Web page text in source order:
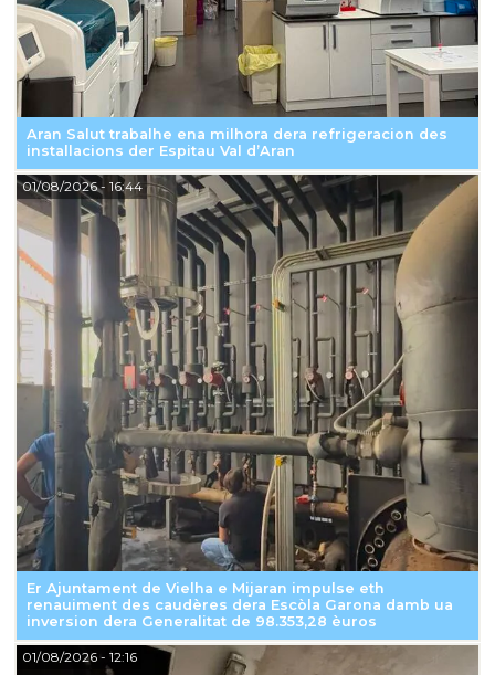
Aran Salut trabalhe ena milhora dera refrigeracion des
installacions der Espitau Val d’Aran
Er Ajuntament de Vielha e Mijaran impulse eth
renauiment des caudères dera Escòla Garona damb ua
inversion dera Generalitat de 98.353,28 èuros
01/08/2026- 16:44
01/08/2026- 12:16